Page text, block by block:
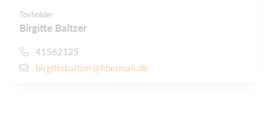
Tovholder
Birgitte Baltzer
41562125
birgittebaltzer@fibermail.dk